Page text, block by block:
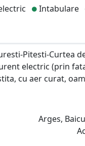
Intabulare
Pitesti-Curtea
electric (prin
cu aer curat,
Arges,